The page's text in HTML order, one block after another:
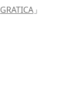
GRATICA 」